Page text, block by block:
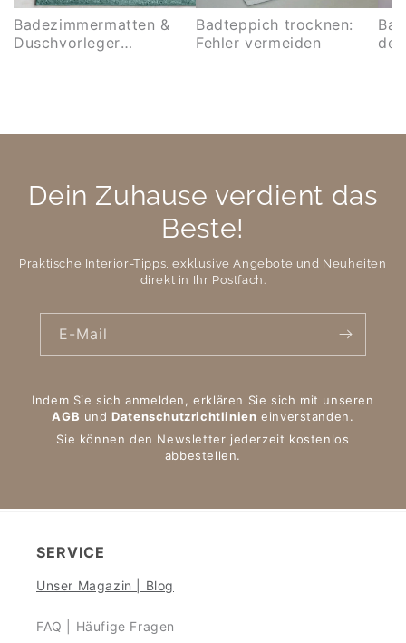
Badezimmermatten &
Duschvorleger
Badteppich trocknen:
Fehler vermeiden
Dein Zuhause verdient das
Beste!
Praktische Interior-Tipps, exklusive Angebote und Neuheiten
direkt in Ihr Postfach.
E-Mail
Indem Sie sich anmelden, erklären Sie sich mit unseren
AGB undDatenschutzrichtlinien einverstanden.
Sie können den Newsletter jederzeit kostenlos
abbestellen.
SERVICE
Unser Magazin | Blog
FAQ | Häufige Fragen